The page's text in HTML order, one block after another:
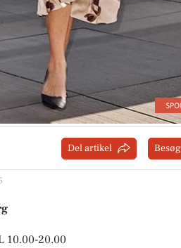
Del artikel
10.00-20.00
🐥🐥
KUN
Full
Laser
– hvad er
permanent